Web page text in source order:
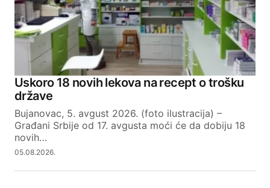
Uskoro 18 novih lekova na recept o trošku
države
Bujanovac, 5. avgust 2026. (foto ilustracija) –
Građani Srbije od 17. avgusta moći će da dobiju 18
novih…
05.08.2026.